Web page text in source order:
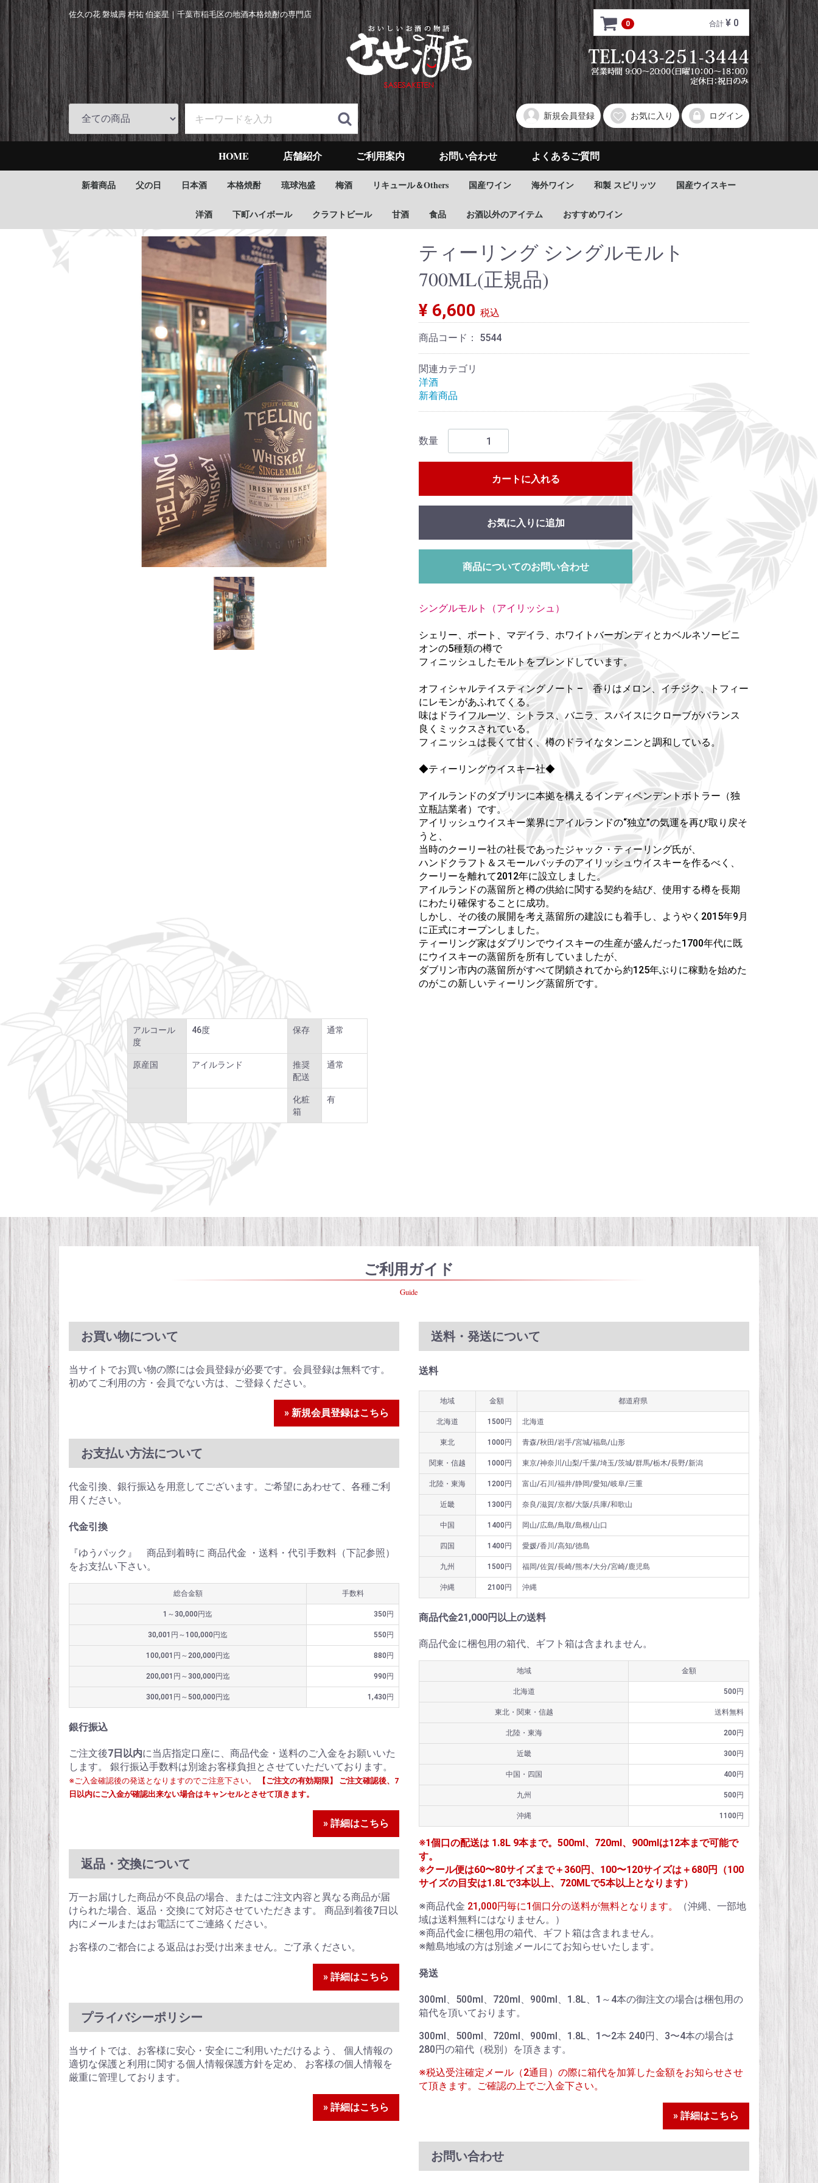
佐久の花 磐城壽 村祐 伯楽星｜ 千葉市稲毛区の地酒本格焼酎の専門店
0 合計 ¥ 0
新規会員登録 お気に入り ログイン
HOME 店舗紹介 ご利用案内 お問い合わせ よくあるご質問
新着商品 父の日 日本酒 本格焼酎 琉球泡盛 梅酒 リキュール＆Others 国産ワイン 海外ワイン 和製 スピリッツ 国産ウイスキー
洋酒 下町ハイボール クラフトビール 甘酒 食品 お酒以外のアイテム おすすめワイン
ティーリング シングルモルト
700ML(正規品)
¥ 6,600 税込
商品コード： 5544
関連カテゴリ
洋酒
新着商品
数量
カートに入れる
お気に入りに追加
商品についてのお問い合わせ
シングルモルト（アイリッシュ）
シェリー、ポート、マデイラ、ホワイトバーガンディとカベルネソービニ
オンの5種類の樽で
フィニッシュしたモルトをブレンドしています。
オフィシャルテイスティングノート – 香りはメロン、イチジク、トフィー
にレモンがあふれてくる。
味はドライフルーツ、シトラス、バニラ、スパイスにクローブがバランス
良くミックスされている。
フィニッシュは長くて甘く、樽のドライなタンニンと調和している。
◆ティーリングウイスキー社◆
アイルランドのダブリンに本拠を構えるインディペンデントボトラー（独
立瓶詰業者）です。
アイリッシュウイスキー業界にアイルランドの“独立”の気運を再び取り戻そ
うと、
当時のクーリー社の社長であったジャック・ティーリング氏が、
ハンドクラフト＆スモールバッチのアイリッシュウイスキーを作るべく、
クーリーを離れて2012年に設立しました。
アイルランドの蒸留所と樽の供給に関する契約を結び、使用する樽を長期
にわたり確保することに成功。
しかし、その後の展開を考え蒸留所の建設にも着手し、ようやく2015年9月
に正式にオープンしました。
ティーリング家はダブリンでウイスキーの生産が盛んだった1700年代に既
にウイスキーの蒸留所を所有していましたが、
ダブリン市内の蒸留所がすべて閉鎖されてから約125年ぶりに稼動を始めた
のがこの新しいティーリング蒸留所です。
アルコール
度
46度 保存 通常
原産国 アイルランド
推奨
配送
通常
化粧
箱
有
ご利用ガイド
Guide
お買い物について
当サイトでお買い物の際には会員登録が必要です。会員登録は無料です。
初めてご利用の方・会員でない方は、ご登録ください。
» 新規会員登録はこちら
お支払い方法について
代金引換、銀行振込を用意してございます。ご希望にあわせて、各種ご利
用ください。
代金引換
『ゆうパック』 商品到着時に 商品代金 ・送料・代引手数料（下記参照）
をお支払い下さい。
総合金額 手数料
1～30,000円迄 350円
30,001円～100,000円迄 550円
100,001円～200,000円迄 880円
200,001円～300,000円迄 990円
300,001円～500,000円迄 1,430円
銀行振込
ご注文後7日以内に当店指定口座に、商品代金・送料のご入金をお願いいた
します。 銀行振込手数料は別途お客様負担とさせていただいております。
※ご入金確認後の発送となりますのでご注意下さい。
【ご注文の有効期限】 ご注文確認後、7
日以内にご入金が確認出来ない場合はキャンセルとさせて頂きます。
» 詳細はこちら
返品・交換について
万一お届けした商品が不良品の場合、またはご注文内容と異なる商品が届
けられた場合、返品・交換にて対応させていただきます。 商品到着後7日以
内にメールまたはお電話にてご連絡ください。
お客様のご都合による返品はお受け出来ません。ご了承ください。
» 詳細はこちら
プライバシーポリシー
当サイトでは、お客様に安心・安全にご利用いただけるよう、 個人情報の
適切な保護と利用に関する個人情報保護方針を定め、 お客様の個人情報を
厳重に管理しております。
» 詳細はこちら
送料・発送について
送料
地域 金額 都道府県
北海道 1500円 北海道
東北 1000円 青森/秋田/岩手/宮城/福島/山形
関東・信越 1000円 東京/神奈川/山梨/千葉/埼玉/茨城/群馬/栃木/長野/新潟
北陸・東海 1200円 富山/石川/福井/静岡/愛知/岐阜/三重
近畿 1300円 奈良/滋賀/京都/大阪/兵庫/和歌山
中国 1400円 岡山/広島/鳥取/島根/山口
四国 1400円 愛媛/香川/高知/徳島
九州 1500円 福岡/佐賀/長崎/熊本/大分/宮崎/鹿児島
沖縄 2100円 沖縄
商品代金21,000円以上の送料
商品代金に梱包用の箱代、ギフト箱は含まれません。
地域 金額
北海道 500円
東北・関東・信越 送料無料
北陸・東海 200円
近畿 300円
中国・四国 400円
九州 500円
沖縄 1100円
※1個口の配送は 1.8L 9本まで。500ml、720ml、900mlは12本まで可能で
す。
※クール便は60〜80サイズまで＋360円、100〜120サイズは＋680円（100
サイズの目安は1.8Lで3本以上、720MLで5本以上となります）
※商品代金 21,000円毎に1個口分の送料が無料となります。
（沖縄、一部地
域は送料無料にはなりません。）
※商品代金に梱包用の箱代、ギフト箱は含まれません。
※離島地域の方は別途メールにてお知らせいたします。
発送
300ml、500ml、720ml、900ml、1.8L、1～4本の御注文の場合は梱包用の
箱代を頂いております。
300ml、500ml、720ml、900ml、1.8L、1〜2本 240円、3〜4本の場合は
280円の箱代（税別）を頂きます。
※税込受注確定メール（2通目）の際に箱代を加算した金額をお知らせさせ
て頂きます。ご確認の上でご入金下さい。
» 詳細はこちら
お問い合わせ